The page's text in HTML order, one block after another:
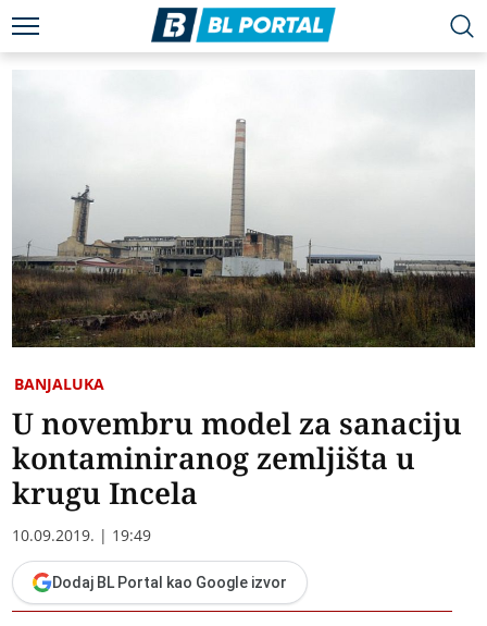
BANJALUKA
U novembru model za sanaciju
kontaminiranog zemljišta u
krugu Incela
10.09.2019. | 19:49
Dodaj BL Portal kao Google izvor